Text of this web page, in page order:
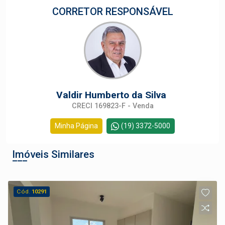
CORRETOR RESPONSÁVEL
Valdir Humberto da Silva
CRECI 169823-F - Venda
Minha Página (19) 3372-5000
Imóveis Similares
Cód. 10291